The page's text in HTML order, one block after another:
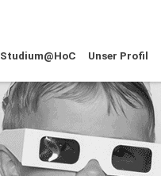
Studium@HoC Unser Profil